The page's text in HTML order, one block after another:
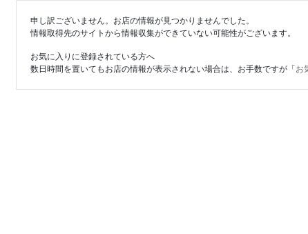
申し訳ございません。お店の情報が見つかりませんでした。
情報取得先のサイトから情報収集ができていない可能性がございます。
お気に入りに登録されている方へ
数日時間を置いてもお店の情報が表示されない場合は、お手数ですが「お